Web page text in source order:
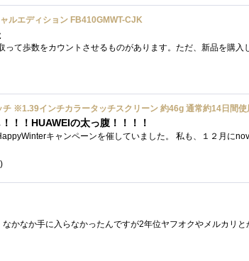
ルエディション FB410GMWT-CJK
！！HUAWEIの太っ腹！！！！